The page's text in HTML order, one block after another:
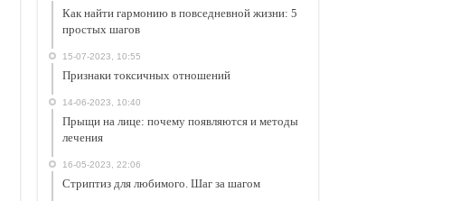
Как найти гармонию в повседневной жизни: 5
простых шагов
15-07-2023, 10:55
Признаки токсичных отношений
14-06-2023, 10:40
Прыщи на лице: почему появляются и методы
лечения
16-05-2023, 22:06
Стриптиз для любимого. Шаг за шагом